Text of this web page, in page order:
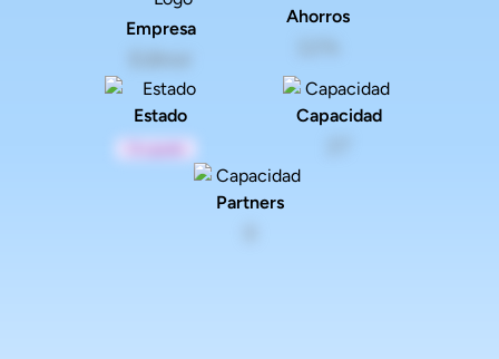
Empresa
Ahorros
Estado Capacidad
Partners